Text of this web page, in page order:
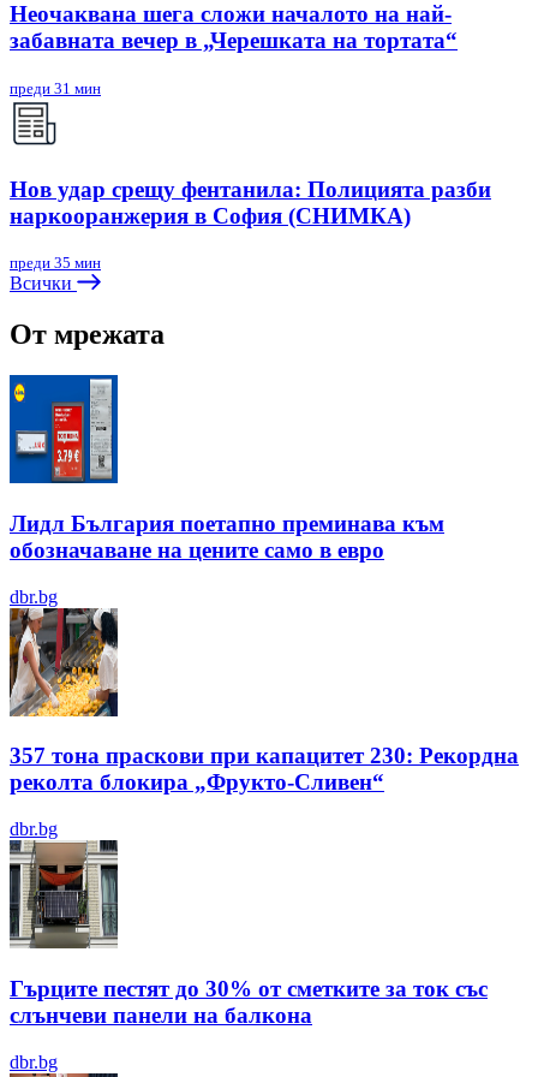
Неочаквана шега сложи началото на най-
забавната вечер в „Черешката на тортата“
преди 31 мин
Нов удар срещу фентанила: Полицията разби
наркооранжерия в София (СНИМКА)
преди 35 мин
Всички
От мрежата
Лидл България поетапно преминава към
обозначаване на цените само в евро
dbr.bg
357 тона праскови при капацитет 230: Рекордна
реколта блокира „Фрукто-Сливен“
dbr.bg
Гърците пестят до 30% от сметките за ток със
слънчеви панели на балкона
dbr.bg